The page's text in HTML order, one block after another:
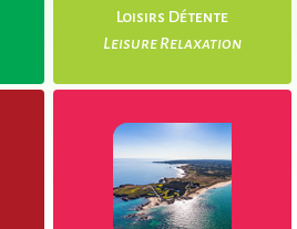
Loisirs Détente
Leisure Relaxation